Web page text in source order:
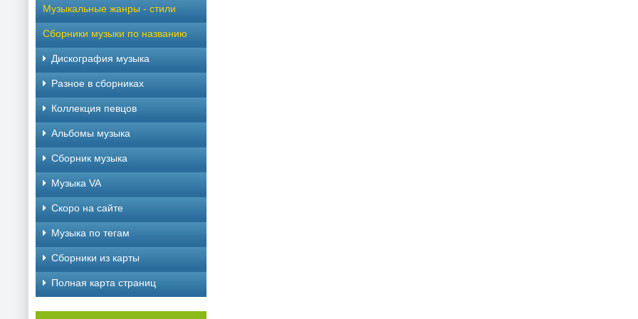
Музыкальные жанры - стили
Сборники музыки по названию
Дискография музыка
Разное в сборниках
Коллекция певцов
Альбомы музыка
Сборник музыка
Музыка VA
Скоро на сайте
Музыка по тегам
Cборники из карты
Полная карта страниц